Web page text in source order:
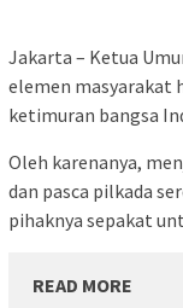
Jakarta – Ketua
elemen masyarakat
ketimuran bangsa
Oleh karenanya,
dan pasca pilkada
pihaknya sepakat
READ MORE